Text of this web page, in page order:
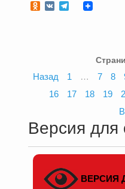
Odnoklassniki
VKTelegram
Назад 1 … 7 8
16
17 18 19
Версия
ВЕРСИЯ